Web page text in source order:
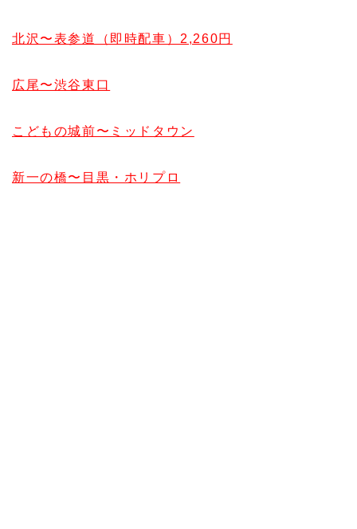
北沢〜表参道（即時配車）2,260円
広尾〜渋谷東口
こどもの城前〜ミッドタウン
新一の橋〜目黒・ホリプロ